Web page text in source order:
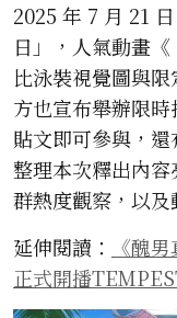
2025 年 7 月 21
日」，人氣動畫
比泳裝視覺圖與
方也宣布舉辦限
貼文即可參與，
整理本次釋出內
群熱度觀察，以及
延伸閱讀：
《醜
正式開播